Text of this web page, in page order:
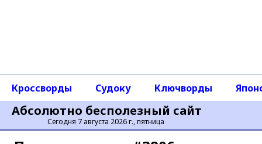
Абсолютно бесполезный сайт
Сегодня 7 августа 2026 г., пятница
Кроссворды Судоку Ключворды